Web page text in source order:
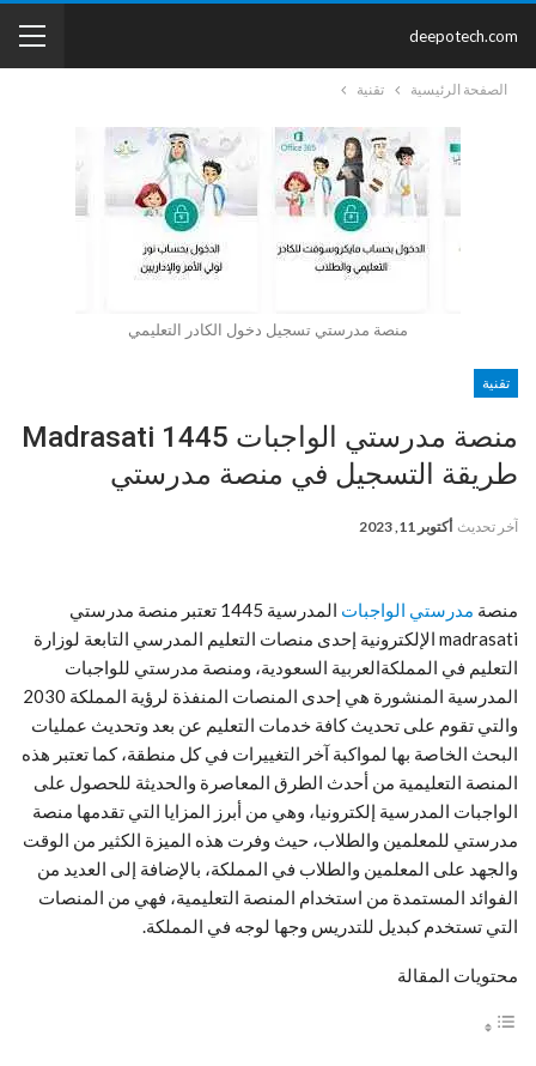
deepotech.com
الصفحة الرئيسية تقنية
منصة مدرستي تسجيل دخول الكادر التعليمي
تقنية
منصة مدرستي الواجبات 1445 Madrasati
طريقة التسجيل في منصة مدرستي
آخر تحديث أكتوبر 11, 2023
منصة مدرستي الواجبات
المدرسية 1445 تعتبر منصة مدرستي
madrasati الإلكترونية إحدى منصات التعليم المدرسي التابعة لوزارة
التعليم في المملكةالعربية السعودية، ومنصة مدرستي للواجبات
المدرسية المنشورة هي إحدى المنصات المنفذة لرؤية المملكة 2030
والتي تقوم على تحديث كافة خدمات التعليم عن بعد وتحديث عمليات
البحث الخاصة بها لمواكبة آخر التغييرات في كل منطقة، كما تعتبر هذه
المنصة التعليمية من أحدث الطرق المعاصرة والحديثة للحصول على
الواجبات المدرسية إلكترونيا، وهي من أبرز المزايا التي تقدمها منصة
مدرستي للمعلمين والطلاب، حيث وفرت هذه الميزة الكثير من الوقت
والجهد على المعلمين والطلاب في المملكة، بالإضافة إلى العديد من
الفوائد المستمدة من استخدام المنصة التعليمية، فهي من المنصات
التي تستخدم كبديل للتدريس وجها لوجه في المملكة.
محتويات المقالة